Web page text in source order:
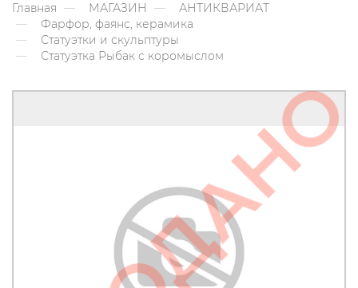
Главная МАГАЗИН
АНТИКВАРИАТ
Фарфор, фаянс, керамика
Статуэтки и скульптуры
Статуэтка Рыбак с коромыслом